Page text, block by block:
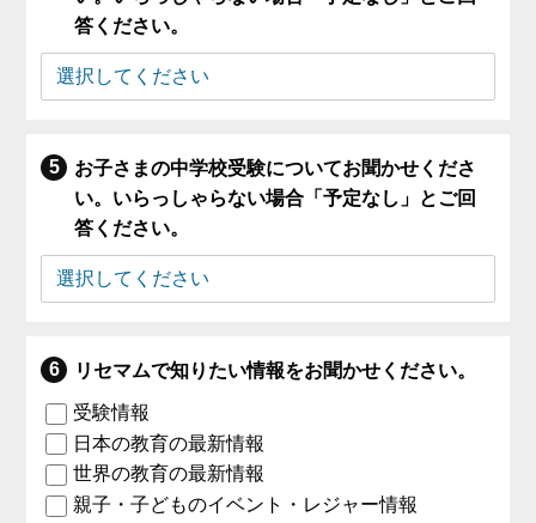
答ください。
お子さまの中学校受験についてお聞かせくださ
い。いらっしゃらない場合「予定なし」とご回
答ください。
リセマムで知りたい情報をお聞かせください。
受験情報
日本の教育の最新情報
世界の教育の最新情報
親子・子どものイベント・レジャー情報